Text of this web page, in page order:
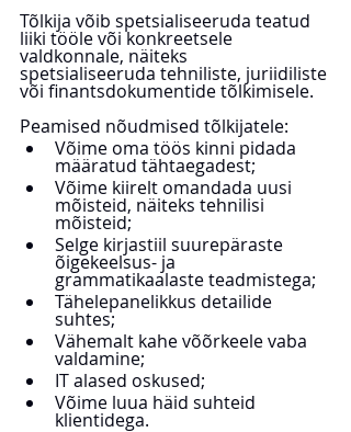
Tõlkija võib spetsialiseeruda teatud
liiki tööle või konkreetsele
valdkonnale, näiteks
spetsialiseeruda tehniliste, juriidiliste
või finantsdokumentide tõlkimisele.
Peamised nõudmised tõlkijatele:
Võime oma töös kinni pidada
määratud tähtaegadest;
Võime kiirelt omandada uusi
mõisteid, näiteks tehnilisi
mõisteid;
Selge kirjastiil suurepäraste
õigekeelsus- ja
grammatikaalaste teadmistega;
Tähelepanelikkus detailide
suhtes;
Vähemalt kahe võõrkeele vaba
valdamine;
IT alased oskused;
Võime luua häid suhteid
klientidega.